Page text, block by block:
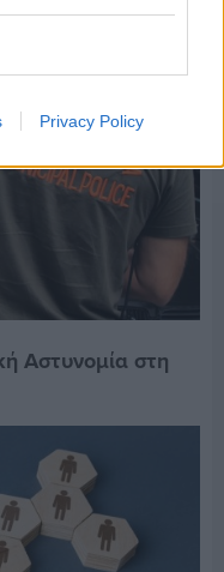
Privacy Policy
Αστυνομία στη